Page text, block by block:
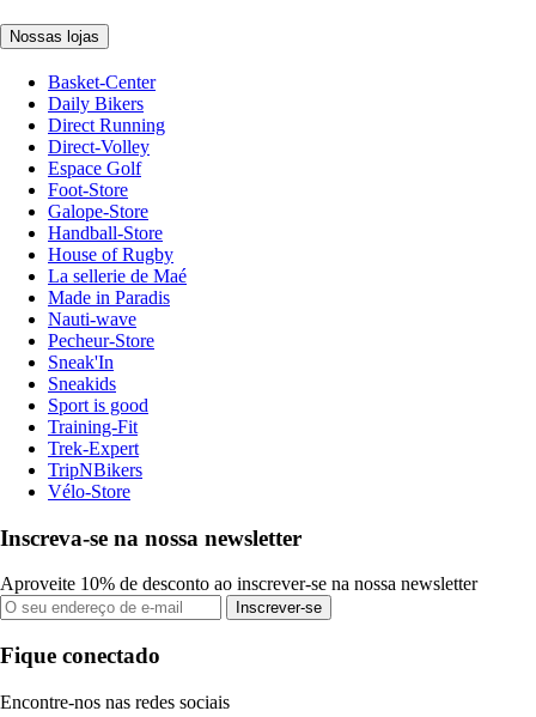
Nossas lojas
Basket-Center
Daily Bikers
Direct Running
Direct-Volley
Espace Golf
Foot-Store
Galope-Store
Handball-Store
House of Rugby
La sellerie de Maé
Made in Paradis
Nauti-wave
Pecheur-Store
Sneak'In
Sneakids
Sport is good
Training-Fit
Trek-Expert
TripNBikers
Vélo-Store
Inscreva-se na nossa newsletter
Aproveite 10% de desconto ao inscrever-se na nossa newsletter
Inscrever-se
Fique conectado
Encontre-nos nas redes sociais